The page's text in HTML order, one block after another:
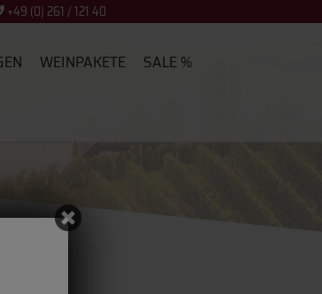
+49 (0) 261 / 121 40
WEINPAKETE
SALE %